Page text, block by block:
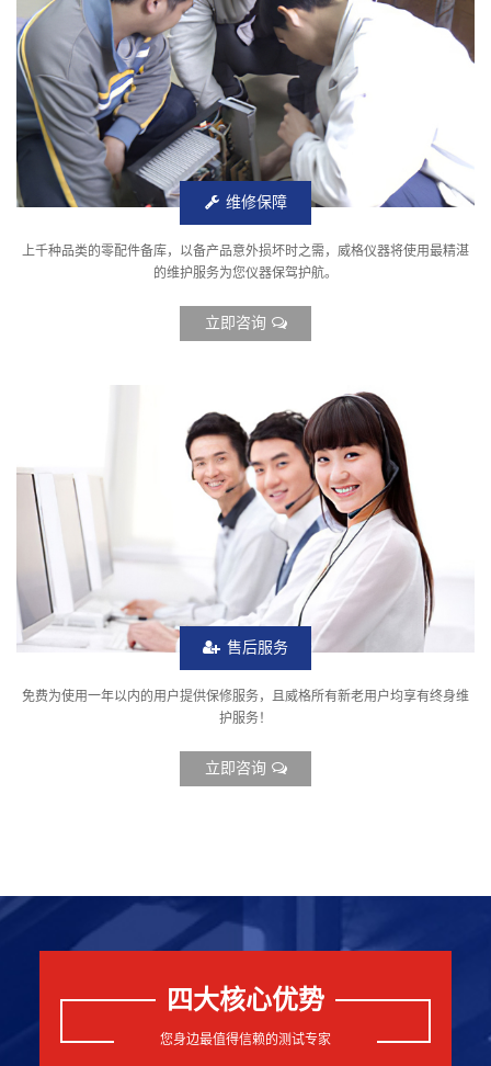
维修保障
上千种品类的零配件备库，以备产品意外损坏时之需，威格仪器将使用最精湛
的维护服务为您仪器保驾护航。
立即咨询
售后服务
免费为使用一年以内的用户提供保修服务，且威格所有新老用户均享有终身维
护服务！
立即咨询
四大核心优势
您身边最值得信赖的测试专家